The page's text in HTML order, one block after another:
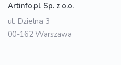
Artinfo.pl Sp. z o.o.
ul. Dzielna 3
00-162 Warszawa